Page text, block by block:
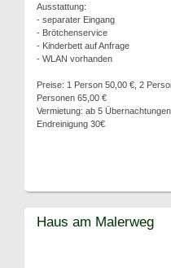
Ausstattung:
- separater Eingang
- Brötchenservice
- Kinderbett auf Anfrage
- WLAN vorhanden
Preise: 1 Person 50,00 €, 2
Personen 65,00 €
Vermietung: ab 5 Übernachtungen
Endreinigung 30€
Haus am Malerweg